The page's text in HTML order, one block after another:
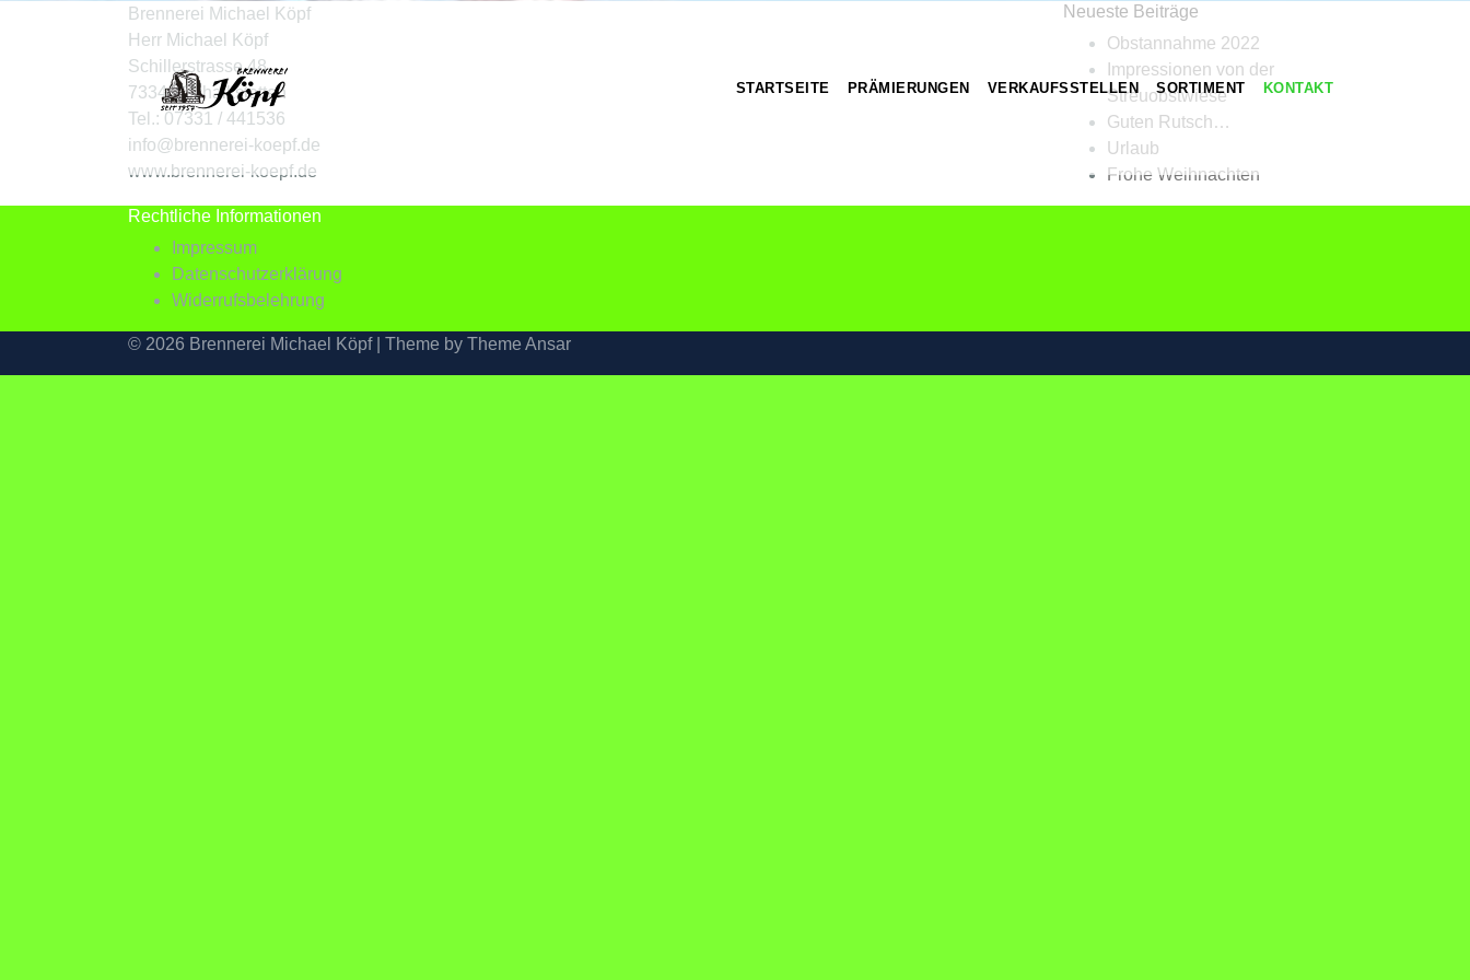
STARTSEITE PRÄMIERUNGEN VERKAUFSSTELLEN SORTIMENT KONTAKT
Brennerei Michael Köpf
Herr Michael Köpf
Schillerstrasse 48
73340 Schalkstetten
Tel.: 07331 / 441536
info@brennerei-koepf.de
www.brennerei-koepf.de
Neueste Beiträge
Obstannahme 2022
Impressionen von der
Streuobstwiese
Guten Rutsch…
Urlaub
Frohe Weihnachten
Rechtliche Informationen
Impressum
Datenschutzerklärung
Widerrufsbelehrung
© 2026 Brennerei Michael Köpf | Theme by Theme Ansar